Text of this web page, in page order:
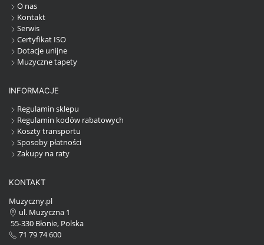
O nas
Kontakt
Serwis
Certyfikat ISO
Dotacje unijne
Muzyczne tapety
INFORMACJE
Regulamin sklepu
Regulamin kodów rabatowych
Koszty transportu
Sposoby płatności
Zakupy na raty
KONTAKT
Muzyczny.pl
ul. Muzyczna 1
55-330 Błonie, Polska
71 79 74 600